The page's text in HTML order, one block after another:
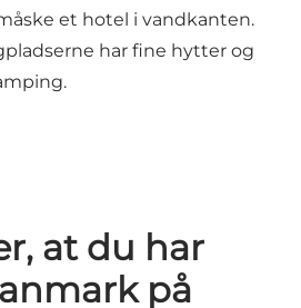
et hotel i vandkanten.
har fine hytter og
at du har
på